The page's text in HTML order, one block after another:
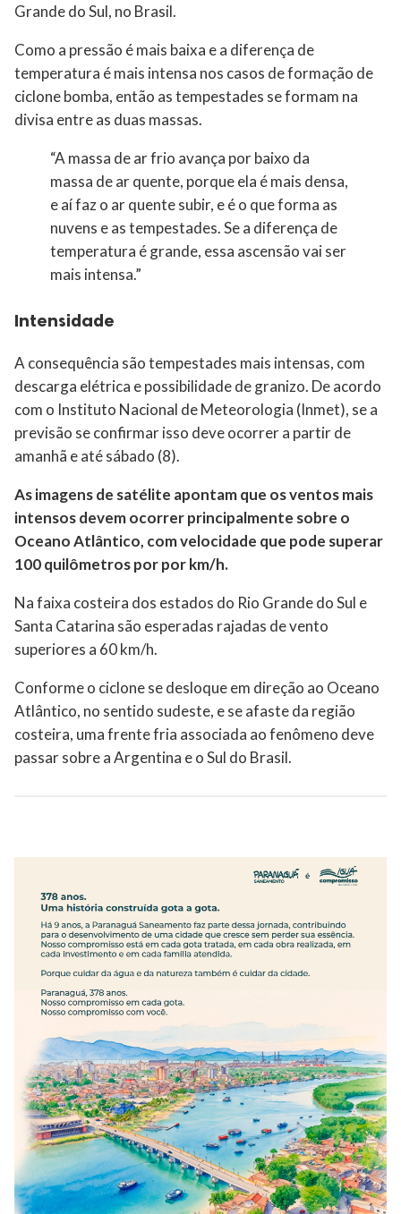
Grande do Sul, no Brasil.
Como a pressão é mais baixa e a diferença de
temperatura é mais intensa nos casos de formação de
ciclone bomba, então as tempestades se formam na
divisa entre as duas massas.
“A massa de ar frio avança por baixo da
massa de ar quente, porque ela é mais densa,
e aí faz o ar quente subir, e é o que forma as
nuvens e as tempestades. Se a diferença de
temperatura é grande, essa ascensão vai ser
mais intensa.”
Intensidade
A consequência são tempestades mais intensas, com
descarga elétrica e possibilidade de granizo. De acordo
com o Instituto Nacional de Meteorologia (Inmet), se a
previsão se confirmar isso deve ocorrer a partir de
amanhã e até sábado (8).
As imagens de satélite apontam que os ventos mais
intensos devem ocorrer principalmente sobre o
Oceano Atlântico, com velocidade que pode superar
100 quilômetros por por km/h.
Na faixa costeira dos estados do Rio Grande do Sul e
Santa Catarina são esperadas rajadas de vento
superiores a 60 km/h.
Conforme o ciclone se desloque em direção ao Oceano
Atlântico, no sentido sudeste, e se afaste da região
costeira, uma frente fria associada ao fenômeno deve
passar sobre a Argentina e o Sul do Brasil.